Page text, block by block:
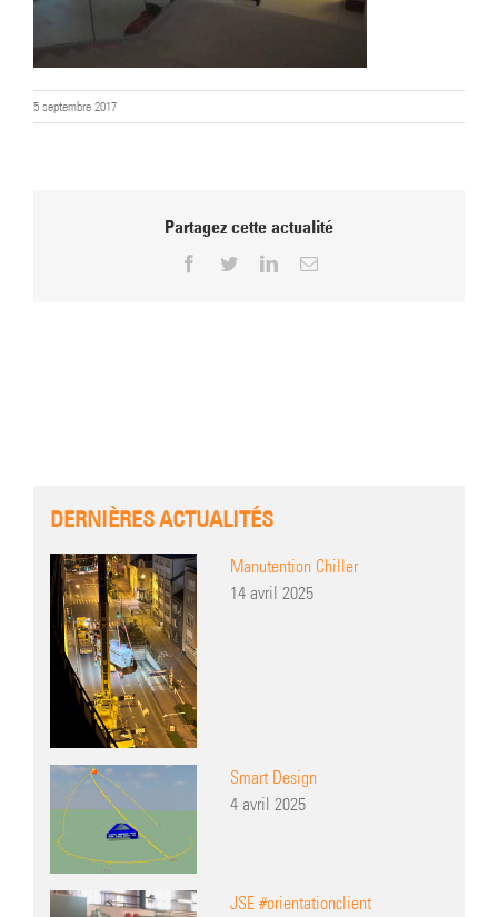
5 septembre 2017
Partagez cette actualité
Facebook
TwitterLinkedInEmail
DERNIÈRES ACTUALITÉS
Manutention Chiller
14 avril 2025
Smart Design
4 avril 2025
JSE #orientationclient